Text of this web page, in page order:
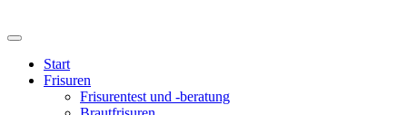
Start
Frisuren
Frisurentest und -beratung